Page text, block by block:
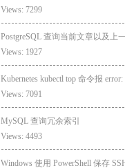
Views: 7299
PostgreSQL 查询当前文章以及上
Views: 1927
Kubernetes kubectl top 命令报
Views: 7091
MySQL 查询冗余索引
Views: 4493
Windows 使用 PowerShell 保存